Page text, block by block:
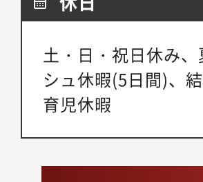
土・日・祝日休み
シュ休暇(5日間)、
育児休暇